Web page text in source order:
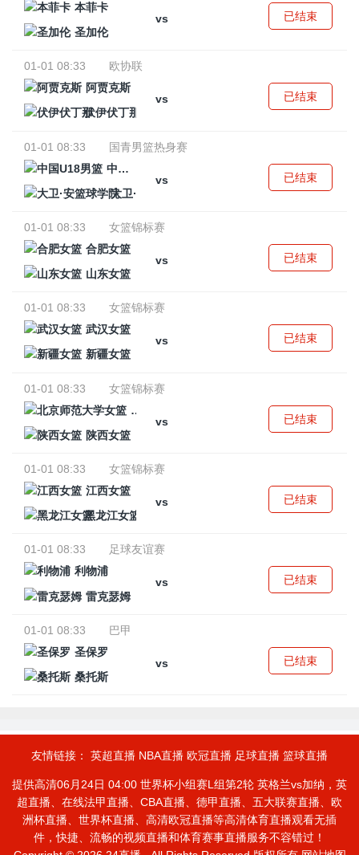
本菲卡
vs
圣加伦
已结束
01-01 08:33
欧协联
阿贾克斯
vs
伏伊伏丁那
已结束
01-01 08:33
国青男篮热身赛
中国U18男篮
vs
大卫·安篮球学院
已结束
01-01 08:33
女篮锦标赛
合肥女篮
vs
山东女篮
已结束
01-01 08:33
女篮锦标赛
武汉女篮
vs
新疆女篮
已结束
01-01 08:33
女篮锦标赛
北京师范大学女篮
vs
陕西女篮
已结束
01-01 08:33
女篮锦标赛
江西女篮
vs
黑龙江女篮
已结束
01-01 08:33
足球友谊赛
利物浦
vs
雷克瑟姆
已结束
01-01 08:33
巴甲
圣保罗
vs
桑托斯
已结束
友情链接： 英超直播 NBA直播 欧冠直播 足球直播 篮球直播
提供高清06月24日 04:00 世界杯小组赛L组第2轮 英格兰vs加纳，英
超直播、在线法甲直播、CBA直播、德甲直播、五大联赛直播、欧
洲杯直播、世界杯直播、高清欧冠直播等高清体育直播观看无插
件，快捷、流畅的视频直播和体育赛事直播服务不容错过！